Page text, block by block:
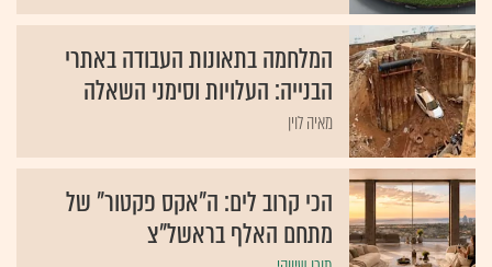
המלחמה בתאונות העבודה באתרי
הבנייה: העלויות וסימני השאלה
מאיה לוין
הכי קרוב לים: ה"אקס פקטור" של
מתחם האלף בראשל"צ